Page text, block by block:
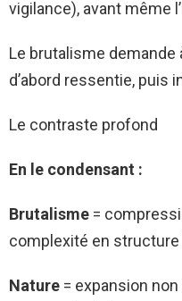
vigilance), avant même
Le brutalisme
d’abord ressentie, puis
Le contraste profond
En le condensant :
Brutalisme =
complexité en structure
Nature = expansion